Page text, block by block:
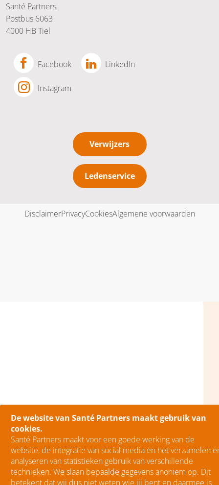
De website van Santé Partners maakt gebruik van
cookies.
Santé Partners maakt voor een goede werking van de
website, de integratie van social media en het verzamelen
analyseren van statistieken gebruik van verschillende
technieken. We slaan bepaalde gegevens anoniem op. Dit
betekent dat wij dus niet weten wie jij bent en daarmee is
Santé Partners
Postbus 6063
4000 HB Tiel
Facebook LinkedIn
Instagram
Verwijzers
Ledenservice
DisclaimerPrivacyCookiesAlgemene voorwaarden